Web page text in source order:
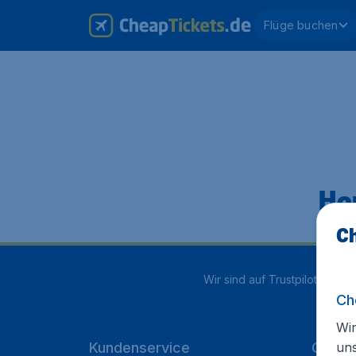
Flüge buchen
Wir sind auf Trustpilot mit
Kundenservice